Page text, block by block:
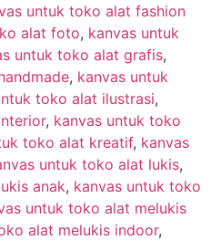
untuk toko alat fashion
alat foto, kanvas untuk
untuk toko alat grafis,
, kanvas untuk
toko alat ilustrasi,
, kanvas untuk toko
toko alat kreatif, kanvas
untuk toko alat lukis,
anak, kanvas untuk toko
untuk toko alat melukis
alat melukis indoor,